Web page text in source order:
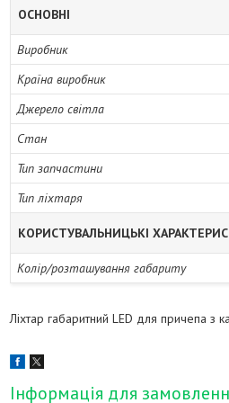
ОСНОВНІ
Виробник
Країна виробник
Джерело світла
Стан
Тип запчастини
Тип ліхтаря
КОРИСТУВАЛЬНИЦЬКІ
Колір/розташування габариту
Ліхтар габаритний LED для причепа
Інформація для